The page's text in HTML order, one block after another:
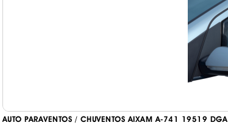
AUTO PARAVENTOS / CHUVENTOS AIXAM A-741 19519 DGA